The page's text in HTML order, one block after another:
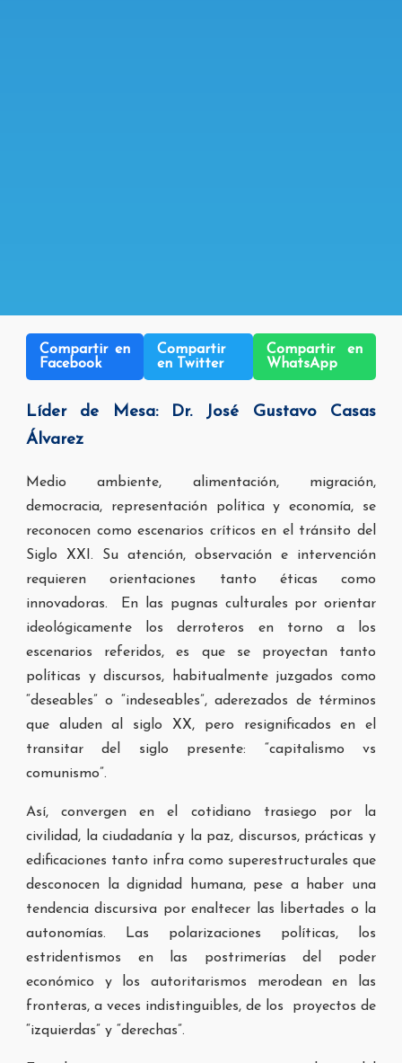
Compartir en
Facebook
Compartir
en Twitter
Compartir en
WhatsApp
Líder de Mesa: Dr. José Gustavo Casas
Álvarez
Medio ambiente, alimentación, migración,
democracia, representación política y economía, se
reconocen como escenarios críticos en el tránsito del
Siglo XXI. Su atención, observación e intervención
requieren orientaciones tanto éticas como
innovadoras. En las pugnas culturales por orientar
ideológicamente los derroteros en torno a los
escenarios referidos, es que se proyectan tanto
políticas y discursos, habitualmente juzgados como
“deseables” o “indeseables”, aderezados de términos
que aluden al siglo XX, pero resignificados en el
transitar del siglo presente: “capitalismo vs
comunismo”.
Así, convergen en el cotidiano trasiego por la
civilidad, la ciudadanía y la paz, discursos, prácticas y
edificaciones tanto infra como superestructurales que
desconocen la dignidad humana, pese a haber una
tendencia discursiva por enaltecer las libertades o la
autonomías. Las polarizaciones políticas, los
estridentismos en las postrimerías del poder
económico y los autoritarismos merodean en las
fronteras, a veces indistinguibles, de los proyectos de
“izquierdas” y “derechas”.